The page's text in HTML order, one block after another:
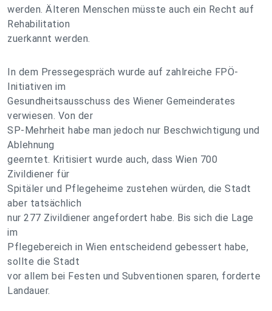
werden. Älteren Menschen müsste auch ein Recht auf
Rehabilitation
zuerkannt werden.
In dem Pressegespräch wurde auf zahlreiche FPÖ-
Initiativen im
Gesundheitsausschuss des Wiener Gemeinderates
verwiesen. Von der
SP-Mehrheit habe man jedoch nur Beschwichtigung und
Ablehnung
geerntet. Kritisiert wurde auch, dass Wien 700
Zivildiener für
Spitäler und Pflegeheime zustehen würden, die Stadt
aber tatsächlich
nur 277 Zivildiener angefordert habe. Bis sich die Lage
im
Pflegebereich in Wien entscheidend gebessert habe,
sollte die Stadt
vor allem bei Festen und Subventionen sparen, forderte
Landauer.